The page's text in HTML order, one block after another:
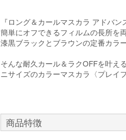
『ロング＆カールマスカラ アドバ
簡単にオフできるフィルムの長所を
漆黒ブラックとブラウンの定番カラ
そんな耐久カール＆ラクOFFを叶え
ニサイズのカラーマスカラ〈プレイ
商品特徴